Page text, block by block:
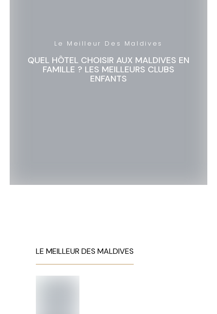
Le Meilleur Des Maldives
QUEL HÔTEL CHOISIR AUX MALDIVES EN
FAMILLE ? LES MEILLEURS CLUBS
ENFANTS
LE MEILLEUR DES MALDIVES